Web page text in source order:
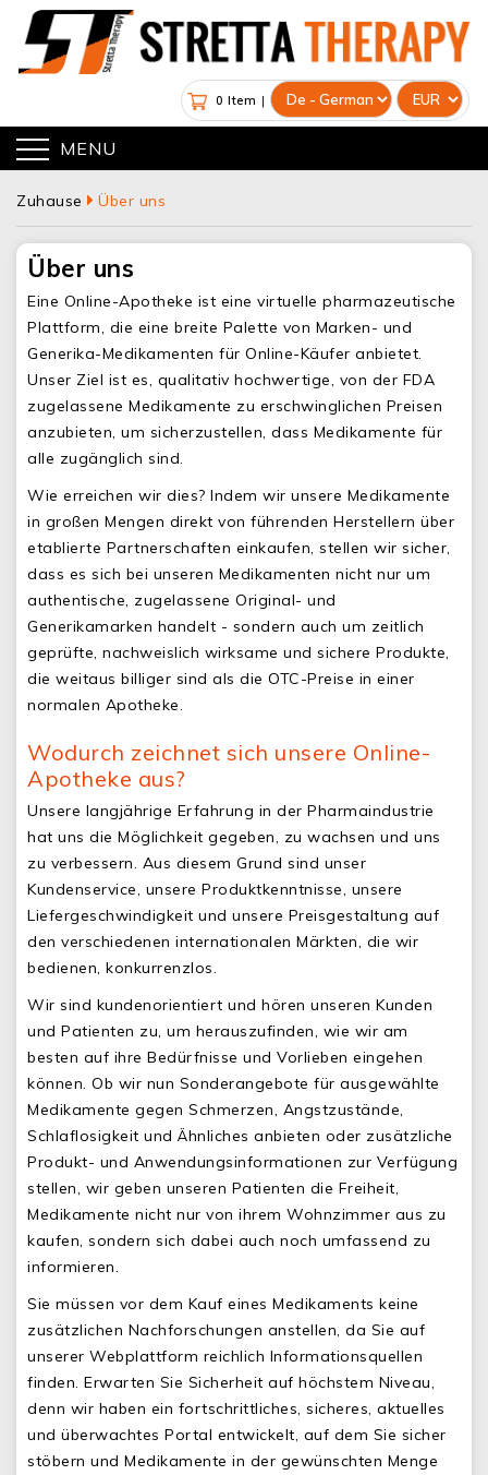
0 Item |
MENU
Zuhause Über uns
Über uns
Eine Online-Apotheke ist eine virtuelle pharmazeutische
Plattform, die eine breite Palette von Marken- und
Generika-Medikamenten für Online-Käufer anbietet.
Unser Ziel ist es, qualitativ hochwertige, von der FDA
zugelassene Medikamente zu erschwinglichen Preisen
anzubieten, um sicherzustellen, dass Medikamente für
alle zugänglich sind.
Wie erreichen wir dies? Indem wir unsere Medikamente
in großen Mengen direkt von führenden Herstellern über
etablierte Partnerschaften einkaufen, stellen wir sicher,
dass es sich bei unseren Medikamenten nicht nur um
authentische, zugelassene Original- und
Generikamarken handelt - sondern auch um zeitlich
geprüfte, nachweislich wirksame und sichere Produkte,
die weitaus billiger sind als die OTC-Preise in einer
normalen Apotheke.
Wodurch zeichnet sich unsere Online-
Apotheke aus?
Unsere langjährige Erfahrung in der Pharmaindustrie
hat uns die Möglichkeit gegeben, zu wachsen und uns
zu verbessern. Aus diesem Grund sind unser
Kundenservice, unsere Produktkenntnisse, unsere
Liefergeschwindigkeit und unsere Preisgestaltung auf
den verschiedenen internationalen Märkten, die wir
bedienen, konkurrenzlos.
Wir sind kundenorientiert und hören unseren Kunden
und Patienten zu, um herauszufinden, wie wir am
besten auf ihre Bedürfnisse und Vorlieben eingehen
können. Ob wir nun Sonderangebote für ausgewählte
Medikamente gegen Schmerzen, Angstzustände,
Schlaflosigkeit und Ähnliches anbieten oder zusätzliche
Produkt- und Anwendungsinformationen zur Verfügung
stellen, wir geben unseren Patienten die Freiheit,
Medikamente nicht nur von ihrem Wohnzimmer aus zu
kaufen, sondern sich dabei auch noch umfassend zu
informieren.
Sie müssen vor dem Kauf eines Medikaments keine
zusätzlichen Nachforschungen anstellen, da Sie auf
unserer Webplattform reichlich Informationsquellen
finden. Erwarten Sie Sicherheit auf höchstem Niveau,
denn wir haben ein fortschrittliches, sicheres, aktuelles
und überwachtes Portal entwickelt, auf dem Sie sicher
stöbern und Medikamente in der gewünschten Menge